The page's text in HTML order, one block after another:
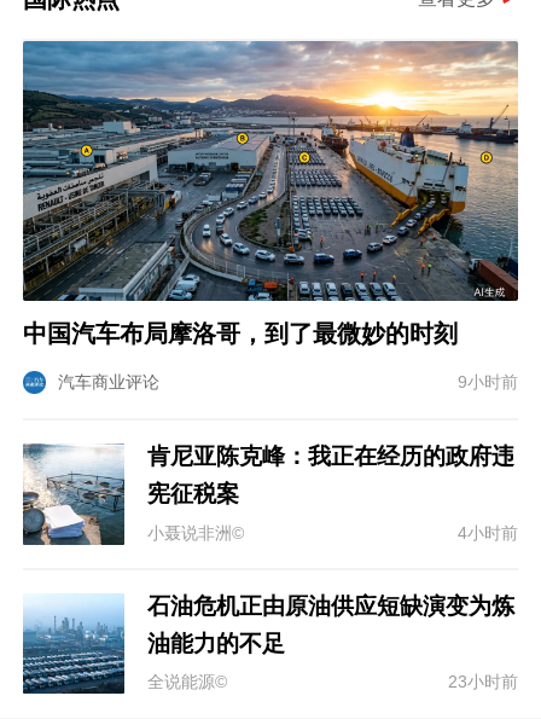
中国汽车布局摩洛哥，到了最微妙的时刻
汽车商业评论 9小时前
肯尼亚陈克峰：我正在经历的政府违
宪征税案
小聂说非洲© 4小时前
石油危机正由原油供应短缺演变为炼
油能力的不足
全说能源© 23小时前